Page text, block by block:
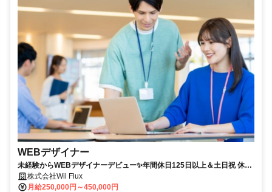
WEBデザイナー
未経験からWEBデザイナーデビュー✨年間休日125日以上＆土日祝 休
み！あなたの成長は収入に繋がります◎
株式会社Wil Flux
月給250,000円～450,000円